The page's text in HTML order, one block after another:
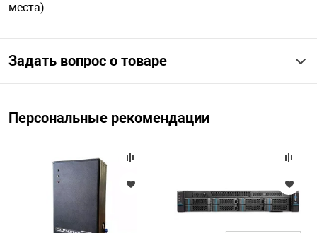
места)
Задать вопрос о товаре
Персональные рекомендации